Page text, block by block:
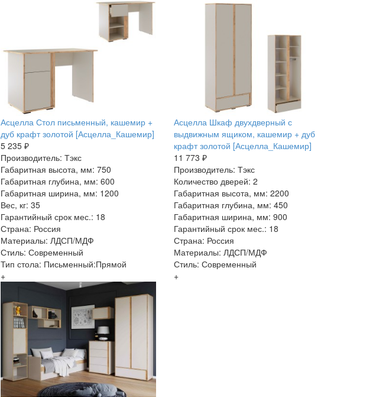
Асцелла Стол письменный, кашемир +
дуб крафт золотой [Асцелла_Кашемир]
5 235 ₽
Производитель: Тэкс
Габаритная высота, мм: 750
Габаритная глубина, мм: 600
Габаритная ширина, мм: 1200
Вес, кг: 35
Гарантийный срок мес.: 18
Страна: Россия
Материалы: ЛДСП/МДФ
Стиль: Современный
Тип стола: Письменный:Прямой
+
Асцелла Шкаф двухдверный с
выдвижным ящиком, кашемир + дуб
крафт золотой [Асцелла_Кашемир]
11 773 ₽
Производитель: Тэкс
Количество дверей: 2
Габаритная высота, мм: 2200
Габаритная глубина, мм: 450
Габаритная ширина, мм: 900
Гарантийный срок мес.: 18
Страна: Россия
Материалы: ЛДСП/МДФ
Стиль: Современный
+